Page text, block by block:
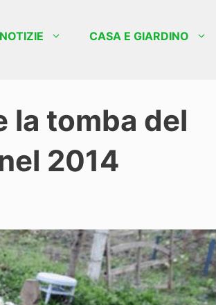
NOTIZIE CASA E GIARDINO
la tomba del
2014